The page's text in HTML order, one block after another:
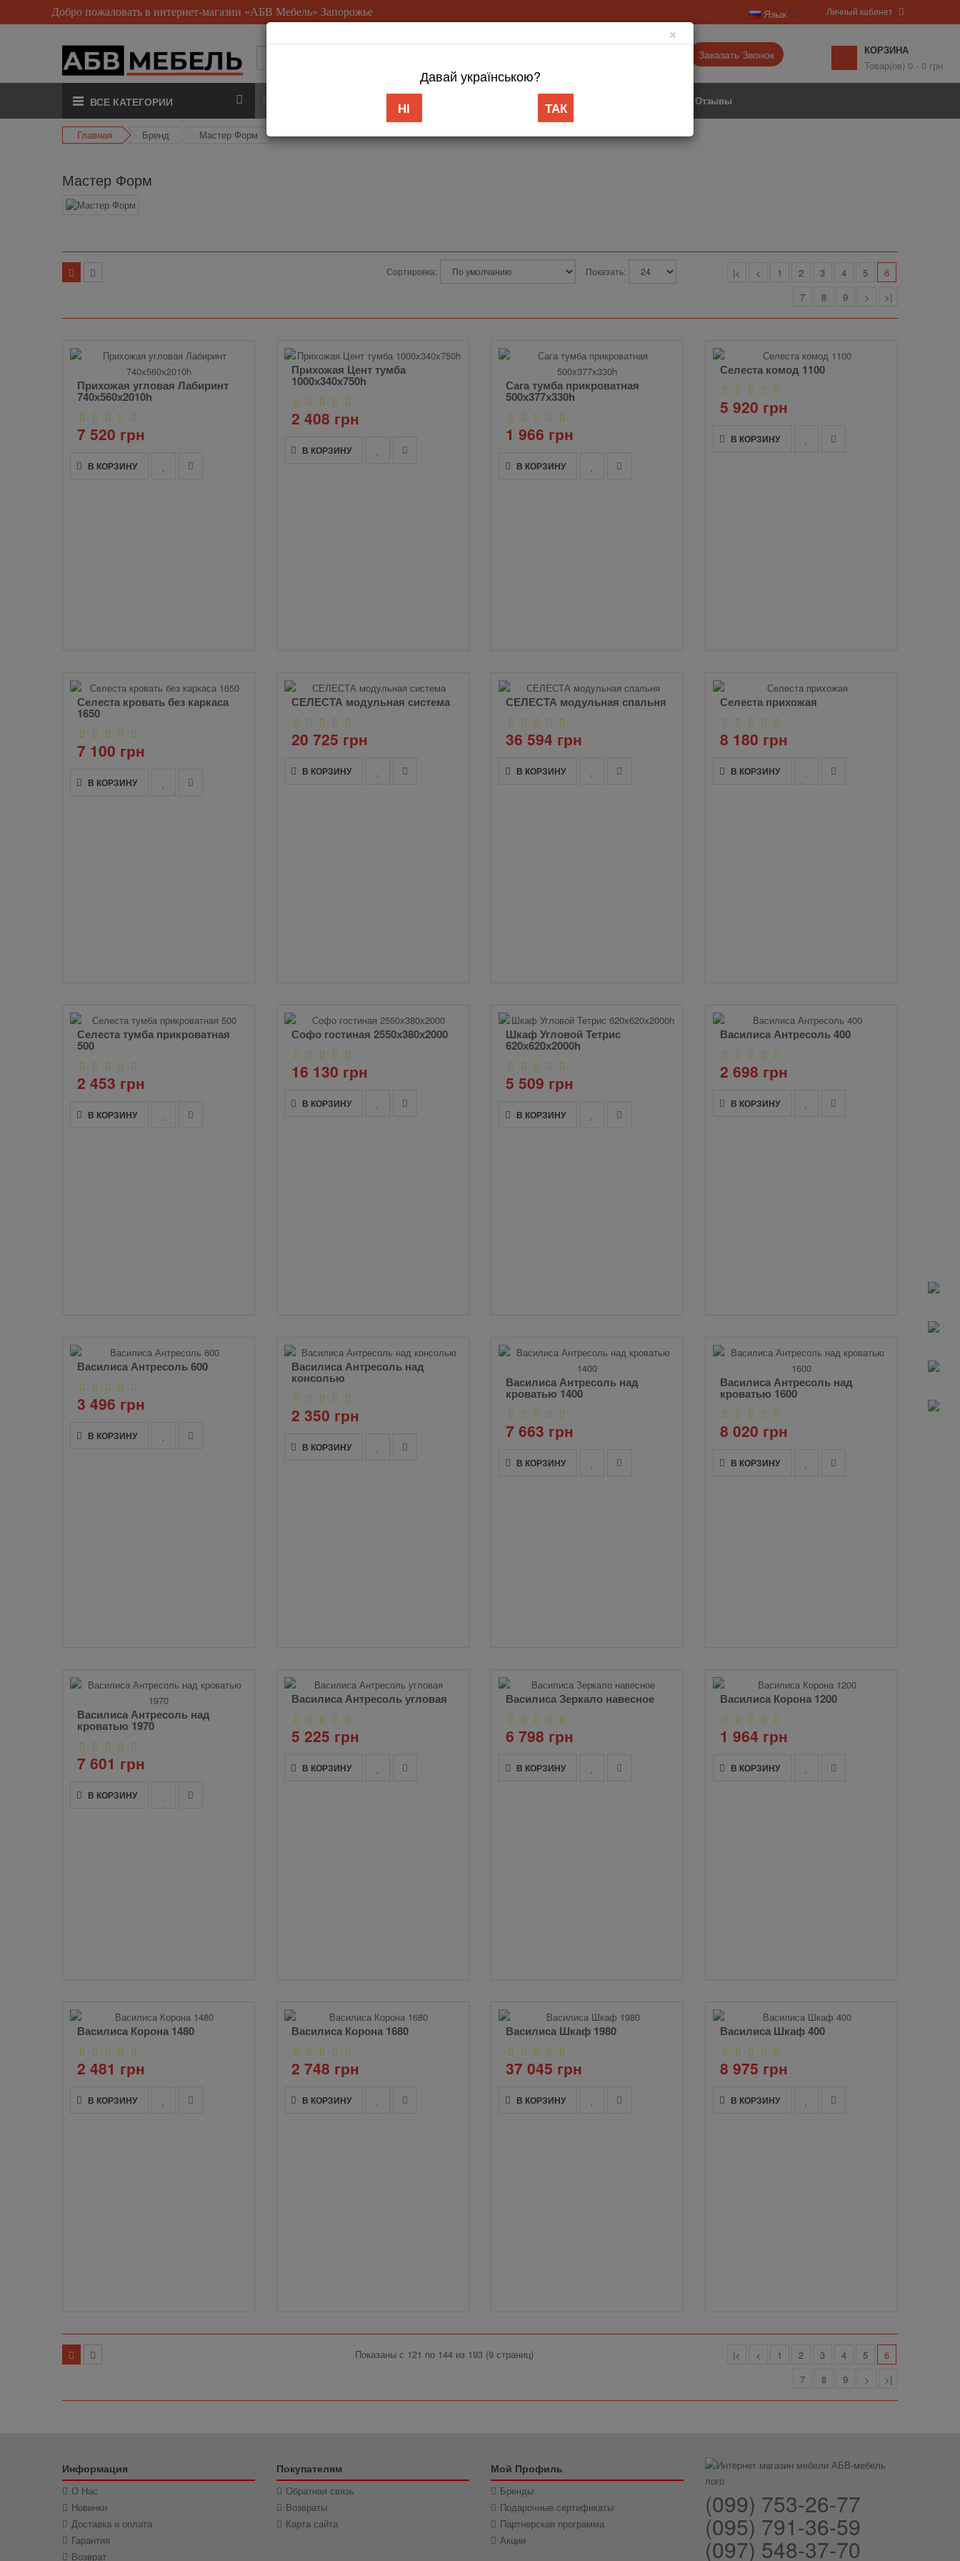
Добро пожаловать в интернет-магазин «АБВ Мебель» Запорожье Язык
×
Давай українською?
НІ ТАК
Личный кабинет
Заказать Звонок
КОРЗИНА
Товар(ов) 0 - 0 грн
ВСЕ КАТЕГОРИИ Отзывы
Главная Бренд Мастер Форм
Мастер Форм
Сортировка: Показать: |< < 1 2 3 4 5
6
7
8 9 > >|
Прихожая угловая Лабиринт
740х560х2010h
7 520 грн
В КОРЗИНУ
Прихожая Цент тумба
1000х340х750h
2 408 грн
В КОРЗИНУ
Сага тумба прикроватная
500х377х330h
1 966 грн
В КОРЗИНУ
Селеста комод 1100
5 920 грн
В КОРЗИНУ
Селеста кровать без каркаса
1650
7 100 грн
В КОРЗИНУ
СЕЛЕСТА модульная система
20 725 грн
В КОРЗИНУ
СЕЛЕСТА модульная спальня
36 594 грн
В КОРЗИНУ
Селеста прихожая
8 180 грн
В КОРЗИНУ
Селеста тумба прикроватная
500
2 453 грн
В КОРЗИНУ
Софо гостиная 2550х380х2000
16 130 грн
В КОРЗИНУ
Шкаф Угловой Тетрис
620х620х2000h
5 509 грн
В КОРЗИНУ
Василиса Антресоль 400
2 698 грн
В КОРЗИНУ
Василиса Антресоль 600
3 496 грн
В КОРЗИНУ
Василиса Антресоль над
консолью
2 350 грн
В КОРЗИНУ
Василиса Антресоль над
кроватью 1400
7 663 грн
В КОРЗИНУ
Василиса Антресоль над
кроватью 1600
8 020 грн
В КОРЗИНУ
Василиса Антресоль над
кроватью 1970
7 601 грн
В КОРЗИНУ
Василиса Антресоль угловая
5 225 грн
В КОРЗИНУ
Василиса Зеркало навесное
6 798 грн
В КОРЗИНУ
Василиса Корона 1200
1 964 грн
В КОРЗИНУ
Василиса Корона 1480
2 481 грн
В КОРЗИНУ
Василиса Корона 1680
2 748 грн
В КОРЗИНУ
Василиса Шкаф 1980
37 045 грн
В КОРЗИНУ
Василиса Шкаф 400
8 975 грн
В КОРЗИНУ
Показаны с 121 по 144 из 193 (9 страниц) |< < 1 2 3 4 5
6
7
8 9 > >|
Информация
О Нас
Новинки
Доставка и оплата
Гарантия
Возврат
Покупателям
Обратная связь
Возвраты
Карта сайта
Мой Профиль
Бренды
Подарочные сертификаты
Партнерская программа
Акции
(099) 753-26-77
(095) 791-36-59
(097) 548-37-70